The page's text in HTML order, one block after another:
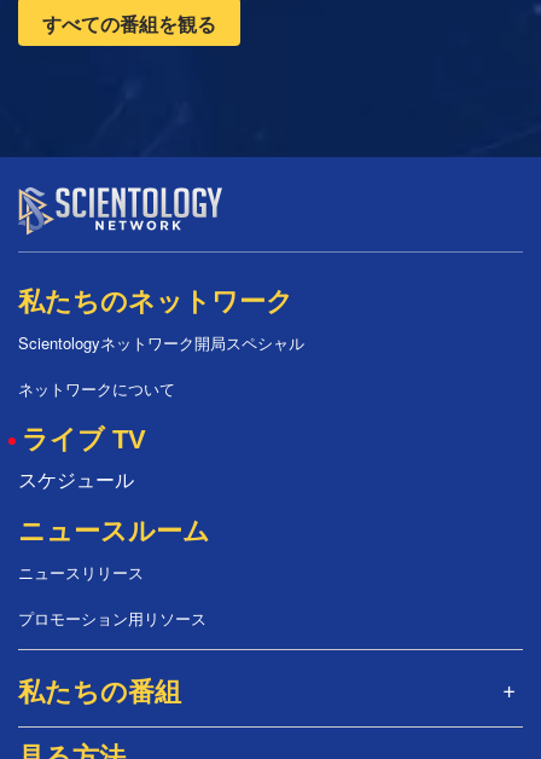
すべての番組を観る
私たちのネットワーク
Scientologyネットワーク開局スペシャル
ネットワークについて
ライブ TV
スケジュール
ニュースルーム
ニュースリリース
プロモーション用リソース
私たちの番組